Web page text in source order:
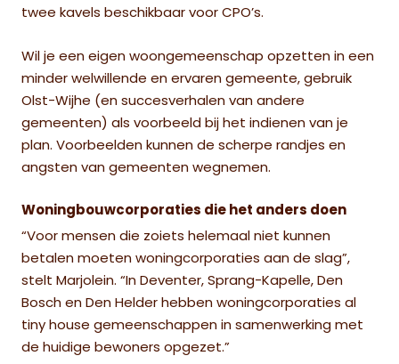
twee kavels beschikbaar voor CPO’s.
Wil je een eigen woongemeenschap opzetten in een
minder welwillende en ervaren gemeente, gebruik
Olst-Wijhe (en succesverhalen van andere
gemeenten) als voorbeeld bij het indienen van je
plan. Voorbeelden kunnen de scherpe randjes en
angsten van gemeenten wegnemen.
Woningbouwcorporaties die het anders doen
“Voor mensen die zoiets helemaal niet kunnen
betalen moeten woningcorporaties aan de slag”,
stelt Marjolein. “In Deventer, Sprang-Kapelle, Den
Bosch en Den Helder hebben woningcorporaties al
tiny house gemeenschappen in samenwerking met
de huidige bewoners opgezet.”